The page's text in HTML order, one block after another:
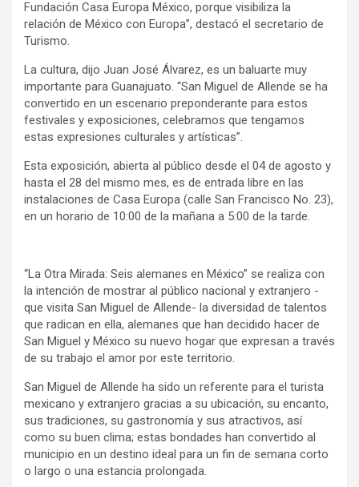
Fundación Casa Europa México, porque visibiliza la
relación de México con Europa”, destacó el secretario de
Turismo.
La cultura, dijo Juan José Álvarez, es un baluarte muy
importante para Guanajuato. “San Miguel de Allende se ha
convertido en un escenario preponderante para estos
festivales y exposiciones, celebramos que tengamos
estas expresiones culturales y artísticas”.
Esta exposición, abierta al público desde el 04 de agosto y
hasta el 28 del mismo mes, es de entrada libre en las
instalaciones de Casa Europa (calle San Francisco No. 23),
en un horario de 10:00 de la mañana a 5:00 de la tarde.
“La Otra Mirada: Seis alemanes en México” se realiza con
la intención de mostrar al público nacional y extranjero -
que visita San Miguel de Allende- la diversidad de talentos
que radican en ella, alemanes que han decidido hacer de
San Miguel y México su nuevo hogar que expresan a través
de su trabajo el amor por este territorio.
San Miguel de Allende ha sido un referente para el turista
mexicano y extranjero gracias a su ubicación, su encanto,
sus tradiciones, su gastronomía y sus atractivos, así
como su buen clima; estas bondades han convertido al
municipio en un destino ideal para un fin de semana corto
o largo o una estancia prolongada.